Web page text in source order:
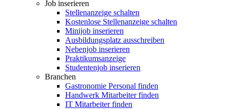
Job inserieren
Stellenanzeige schalten
Kostenlose Stellenanzeige schalten
Minijob inserieren
Ausbildungsplatz ausschreiben
Nebenjob inserieren
Praktikumsanzeige
Studentenjob inserieren
Branchen
Gastronomie Personal finden
Handwerk Mitarbeiter finden
IT Mitarbeiter finden